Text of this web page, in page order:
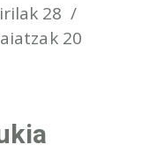
20
28